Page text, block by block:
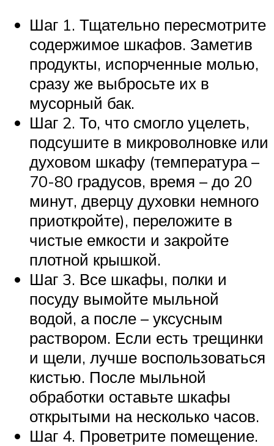
Шаг 1. Тщательно пересмотрите
содержимое шкафов. Заметив
продукты, испорченные молью,
сразу же выбросьте их в
мусорный бак.
Шаг 2. То, что смогло уцелеть,
подсушите в микроволновке или
духовом шкафу (температура –
70-80 градусов, время – до 20
минут, дверцу духовки немного
приоткройте), переложите в
чистые емкости и закройте
плотной крышкой.
Шаг 3. Все шкафы, полки и
посуду вымойте мыльной
водой, а после – уксусным
раствором. Если есть трещинки
и щели, лучше воспользоваться
кистью. После мыльной
обработки оставьте шкафы
открытыми на несколько часов.
Шаг 4. Проветрите помещение.